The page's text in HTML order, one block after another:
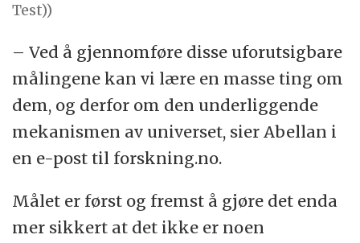
Test))
– Ved å gjennomføre disse uforutsigbare
målingene kan vi lære en masse ting om
dem, og derfor om den underliggende
mekanismen av universet, sier Abellan i
en e-post til forskning.no.
Målet er først og fremst å gjøre det enda
mer sikkert at det ikke er noen